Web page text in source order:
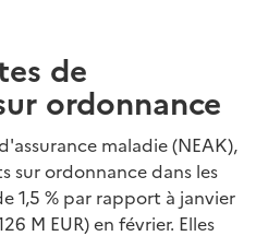
de
ordonnance
maladie (NEAK),
sur ordonnance dans les
1,5 % par rapport à janvier
M EUR) en février. Elles